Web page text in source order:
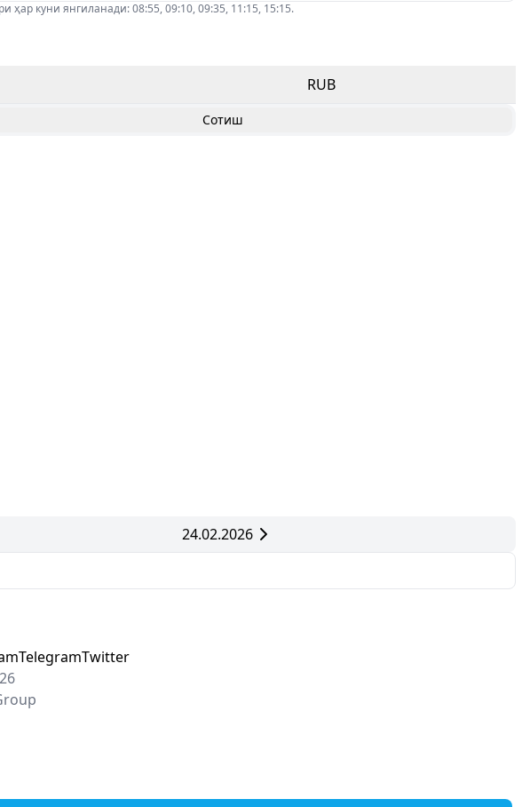
ҳар куни янгиланади: 08:55, 09:10, 09:35, 11:15, 15:15.
RUB
Сотиш
24.02.2026
TelegramTwitter